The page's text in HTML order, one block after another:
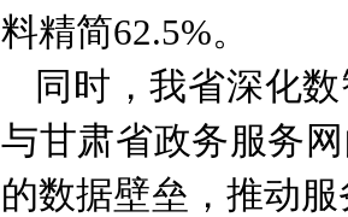
料精简62.5%。
同时，我省深化
与甘肃省政务服务
的数据壁垒，推动